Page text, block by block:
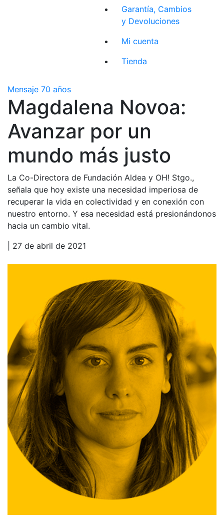
Garantía, Cambios
y Devoluciones
Mi cuenta
Tienda
Mensaje 70 años
Magdalena Novoa:
Avanzar por un
mundo más justo
La Co-Directora de Fundación Aldea y OH! Stgo.,
señala que hoy existe una necesidad imperiosa de
recuperar la vida en colectividad y en conexión con
nuestro entorno. Y esa necesidad está presionándonos
hacia un cambio vital.
| 27 de abril de 2021